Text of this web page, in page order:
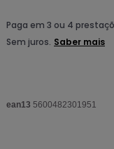
ean13 5600482301951